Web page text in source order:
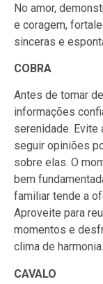
No amor,
e coragem,
sinceras e
COBRA
Antes de tomar
informações
serenidade. Evite
seguir opiniões
sobre elas. O
bem
familiar tende a
Aproveite para
momentos e
clima de harmonia.
CAVALO